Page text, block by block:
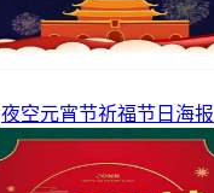
夜空元宵节祈福节日海报